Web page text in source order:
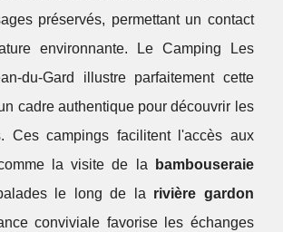
préservés, permettant un contact
environnante. Le Camping Les
du-Gard illustre parfaitement cette
cadre authentique pour découvrir les
Ces campings facilitent l'accès aux
la visite de la
bambouseraie
le long de la rivière gardon
conviviale favorise les échanges